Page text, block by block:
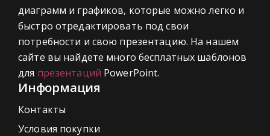
диаграмм и графиков, которые можно легко и
быстро отредактировать под свои
потребности и свою презентацию. На нашем
сайте вы найдете много бесплатных шаблонов
для презентаций PowerPoint.
Информация
Контакты
Условия покупки